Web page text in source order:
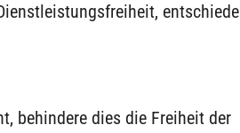
behindere dies die Freiheit der